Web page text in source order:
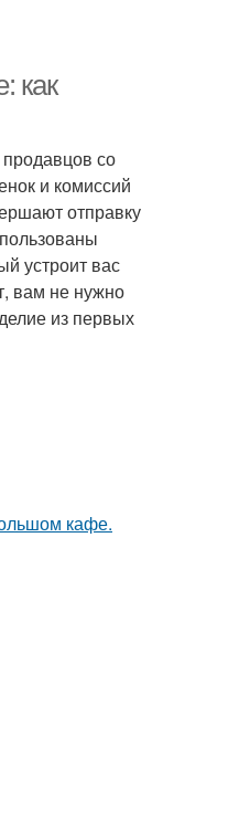
как
со
и комиссий
отправку
устроит вас
вам не нужно
из первых
кафе.